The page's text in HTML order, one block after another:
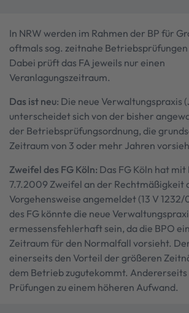
In NRW werden im Rahmen der BP für
oftmals sog. zeitnahe
Dabei prüft das FA jeweils nur einen
Veranlagungszeitraum.
Das ist neu: Die neue Verwaltungspraxis (
unterscheidet sich von der bisher
der Betriebsprüfungsordnung, die
Zeitraum von 3 oder mehr Jahren
Zweifel des FG Köln: Das FG Köln hat mit
7.7.2009 Zweifel an der Rechtmäßigkeit
Vorgehensweise angemeldet (13 V
des FG könnte die neue
ermessensfehlerhaft sein, da die BPO
Zeitraum für den Normalfall vorsieht.
einerseits den Vorteil der größeren
dem Betrieb zugutekommt.
Prüfungen zu einem höheren Aufwand.